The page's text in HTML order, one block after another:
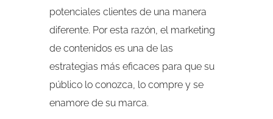
potenciales clientes de una manera
diferente. Por esta razón, el marketing
de contenidos es una de las
estrategias más eficaces para que su
público lo conozca, lo compre y se
enamore de su marca.